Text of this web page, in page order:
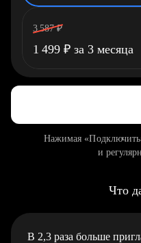
3 587 ₽
1 499 ₽ за 3 месяца
Нажимая
и
Что
В 2,3 раза больше